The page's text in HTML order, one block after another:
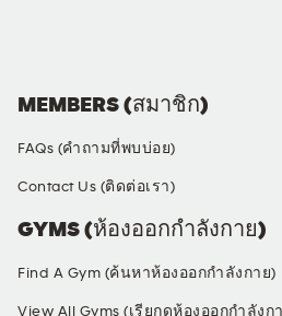
GYMS (ห้องออกกำลังกาย)
Find A Gym (ค้นหาห้องออกกำลังกาย)
View All Gyms (เรียกดูห้องออกกำลัง
MEMBERS (สมาชิก)
FAQs (คำถามที่พบบ่อย)
Contact Us (ติดต่อเรา)